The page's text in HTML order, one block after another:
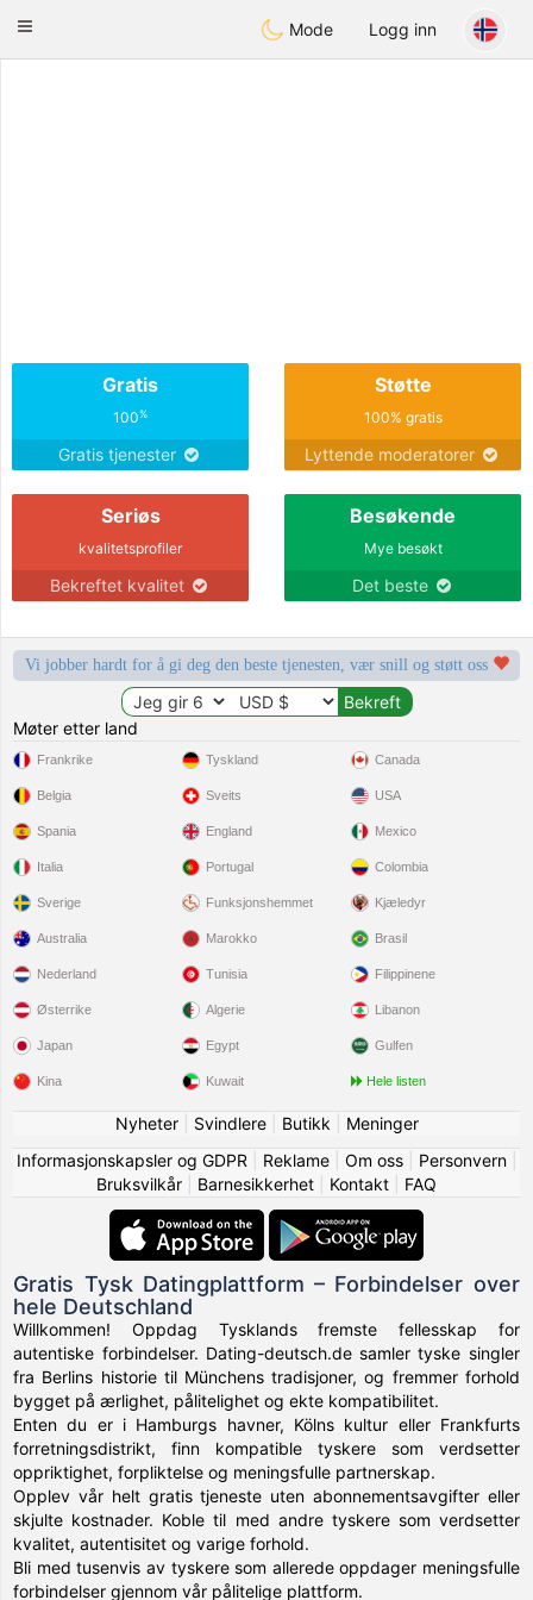
Deutsch Dating
Toggle
Mode Logg inn
Gratis
100%
Gratis tjenester
Støtte
100% gratis
Lyttende moderatorer
Seriøs
kvalitetsprofiler
Bekreftet kvalitet
Besøkende
Mye besøkt
Det beste
Vi jobber hardt for å gi deg den beste tjenesten, vær snill og støtt oss
Møter etter land
Frankrike
Belgia
Spania
Italia
Sverige
Tyskland
Sveits
England
Portugal
Funksjonshemmet
Canada
USA
Mexico
Colombia
Kjæledyr
Australia
Nederland
Østerrike
Japan
Kina
Marokko
Tunisia
Algerie
Egypt
Kuwait
Brasil
Filippinene
Libanon
Gulfen
Hele listen
Nyheter| Svindlere| Butikk
Meninger
Informasjonskapsler og GDPR
Reklame| Om oss| Personvern|
Bruksvilkår
Barnesikkerhet Kontakt FAQ
Gratis Tysk Datingplattform – Forbindelser over
hele Deutschland
Willkommen! Oppdag Tysklands fremste fellesskap for
autentiske forbindelser. Dating-deutsch.de samler tyske singler
fra Berlins historie til Münchens tradisjoner, og fremmer forhold
bygget på ærlighet, pålitelighet og ekte kompatibilitet.
Enten du er i Hamburgs havner, Kölns kultur eller Frankfurts
forretningsdistrikt, finn kompatible tyskere som verdsetter
oppriktighet, forpliktelse og meningsfulle partnerskap.
Opplev vår helt gratis tjeneste uten abonnementsavgifter eller
skjulte kostnader. Koble til med andre tyskere som verdsetter
kvalitet, autentisitet og varige forhold.
Bli med tusenvis av tyskere som allerede oppdager meningsfulle
forbindelser gjennom vår pålitelige plattform.